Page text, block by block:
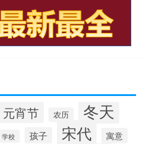
元宵节 农历 冬天
学校 孩子 宋代 寓意